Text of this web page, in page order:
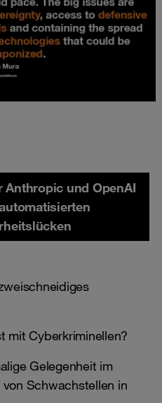
Anthropic und OpenAI
mit Cyberkriminellen?
Gelegenheit im
Schwachstellen in